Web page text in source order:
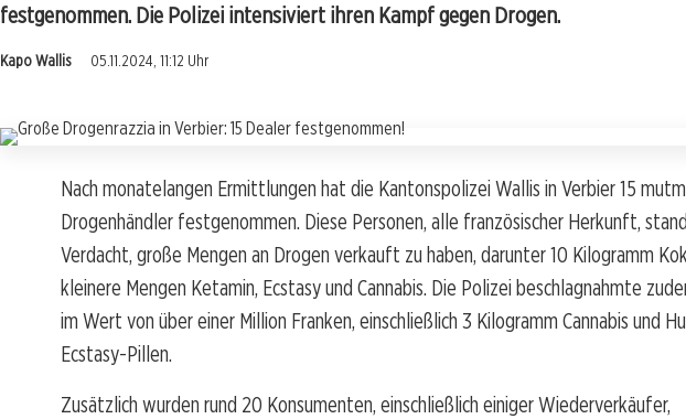
festgenommen. Die Polizei intensiviert ihren Kampf gegen Drogen.
Kapo Wallis 05.11.2024, 11:12 Uhr
Nach monatelangen Ermittlungen hat die Kantonspolizei Wallis in Verbier 15
Drogenhändler festgenommen. Diese Personen, alle französischer Herkunft,
Verdacht, große Mengen an Drogen verkauft zu haben, darunter 10 Kilogramm
kleinere Mengen Ketamin, Ecstasy und Cannabis. Die Polizei beschlagnahmte
im Wert von über einer Million Franken, einschließlich 3 Kilogramm Cannabis und
Ecstasy-Pillen.
Zusätzlich wurden rund 20 Konsumenten, einschließlich einiger Wiederverkäufer,